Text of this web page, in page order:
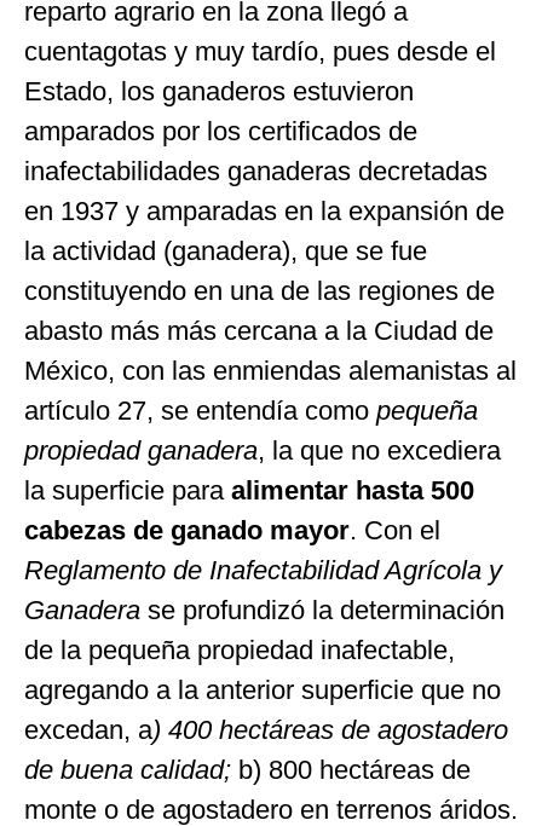
reparto agrario en la zona llegó a
cuentagotas y muy tardío, pues desde el
Estado, los ganaderos estuvieron
amparados por los certificados de
inafectabilidades ganaderas decretadas
en 1937 y amparadas en la expansión de
la actividad (ganadera), que se fue
constituyendo en una de las regiones de
abasto más más cercana a la Ciudad de
México, con las enmiendas alemanistas al
artículo 27, se entendía como pequeña
propiedad ganadera, la que no excediera
la superficie para alimentar hasta 500
cabezas de ganado mayor. Con el
Reglamento de Inafectabilidad Agrícola y
Ganadera se profundizó la determinación
de la pequeña propiedad inafectable,
agregando a la anterior superficie que no
excedan, a) 400 hectáreas de agostadero
de buena calidad; b) 800 hectáreas de
monte o de agostadero en terrenos áridos.